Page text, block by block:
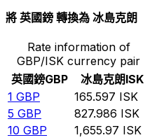
將 英國鎊 轉換為 冰島克朗
Rate information of
GBP/ISK currency pair
英國鎊GBP 冰島克朗ISK
1 GBP 165.597 ISK
5 GBP 827.986 ISK
10 GBP 1,655.97 ISK